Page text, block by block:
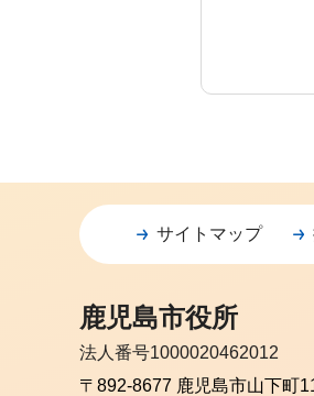
サイトマップ
鹿児島市役所
法人番号1000020462012
〒892-8677 鹿児島市山下町